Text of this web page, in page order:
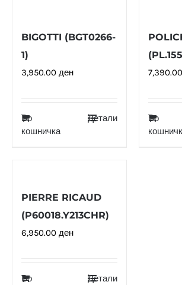
BIGOTTI (BGT0266-
1)
3,950.00 ден
Во
кошничка
Детали
7,390.00
Во
PIERRE RICAUD
(P60018.Y213CHR)
6,950.00 ден
Во
Детали